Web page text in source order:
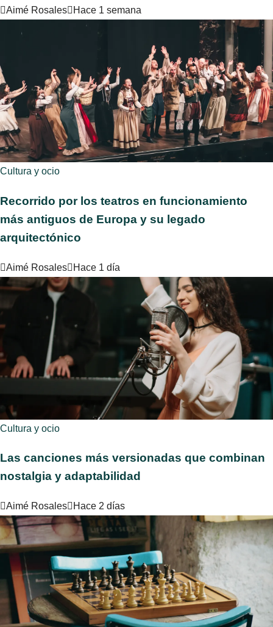
Aimé Rosales Hace 1 semana
Cultura y ocio
Recorrido por los teatros en funcionamiento
más antiguos de Europa y su legado
arquitectónico
Aimé Rosales Hace 1 día
Cultura y ocio
Las canciones más versionadas que combinan
nostalgia y adaptabilidad
Aimé Rosales Hace 2 días